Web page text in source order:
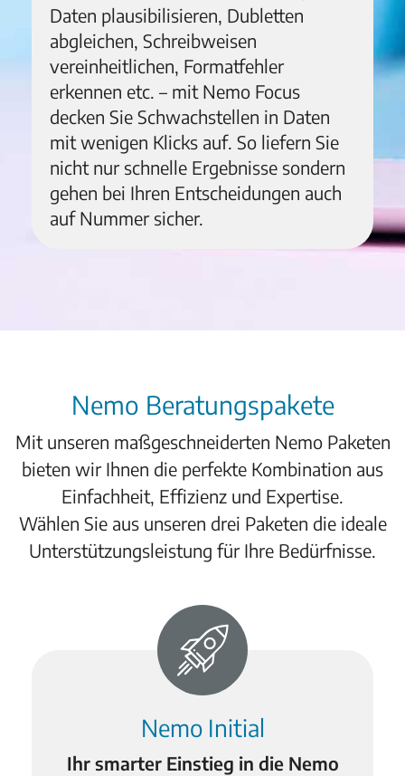
Daten plausibilisieren, Dubletten
abgleichen, Schreibweisen
vereinheitlichen, Formatfehler
erkennen etc. – mit Nemo Focus
decken Sie Schwachstellen in Daten
mit wenigen Klicks auf. So liefern Sie
nicht nur schnelle Ergebnisse sondern
gehen bei Ihren Entscheidungen auch
auf Nummer sicher.
Nemo Beratungspakete
Mit unseren maßgeschneiderten Nemo Paketen
bieten wir Ihnen die perfekte Kombination aus
Einfachheit, Effizienz und Expertise.
Wählen Sie aus unseren drei Paketen die ideale
Unterstützungsleistung für Ihre Bedürfnisse.
Nemo Initial
Ihr smarter Einstieg in die Nemo